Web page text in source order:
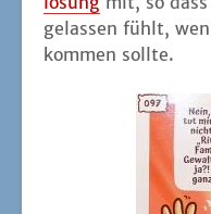
gelas­sen fühlt,
kom­men sollte.